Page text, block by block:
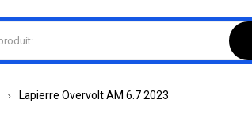
Lapierre Overvolt AM 6.7 2023